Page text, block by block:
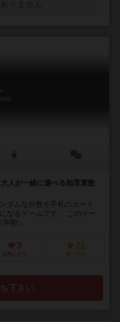
人が一緒に遊べる知育算数
ダムな分数を手札のカード
なるゲームです。 このゲー
学附...
3
お気に入り
21
持ってる
下さい